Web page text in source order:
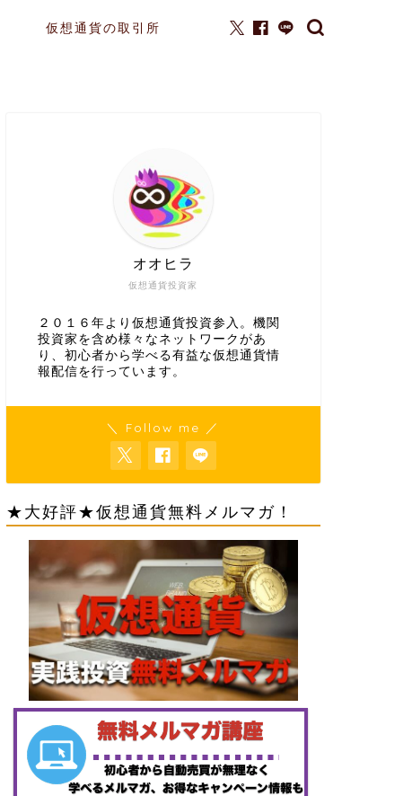
仮想通貨の取引所
仮想通貨投資家
オオヒラ
２０１６年より仮想通貨投資参入。機関
投資家を含め様々なネットワークがあ
り、初心者から学べる有益な仮想通貨情
報配信を行っています。
＼ Follow me ／
★大好評★仮想通貨無料メルマガ！